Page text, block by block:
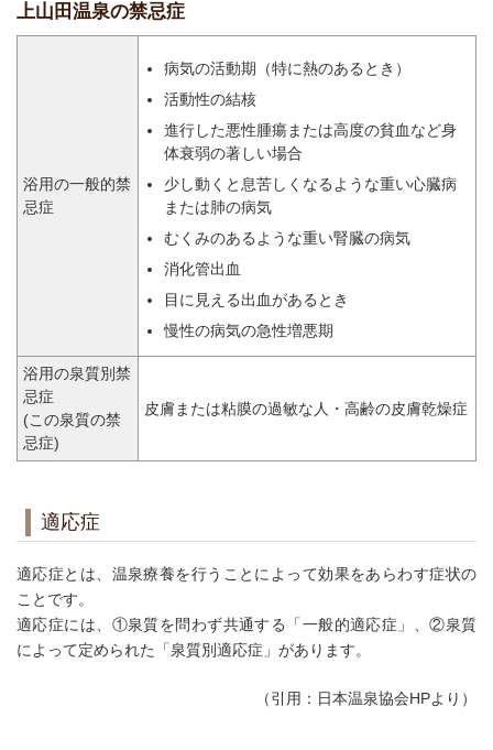
上山田温泉の禁忌症
浴用の一般的禁
忌症
病気の活動期（特に熱のあるとき）
活動性の結核
進行した悪性腫瘍または高度の貧血など身
体衰弱の著しい場合
少し動くと息苦しくなるような重い心臓病
または肺の病気
むくみのあるような重い腎臓の病気
消化管出血
目に見える出血があるとき
慢性の病気の急性増悪期
浴用の泉質別禁
忌症
(この泉質の禁
忌症)
皮膚または粘膜の過敏な人・高齢の皮膚乾燥症
適応症
適応症とは、温泉療養を行うことによって効果をあらわす症状の
ことです。
適応症には、①泉質を問わず共通する「一般的適応症」、②泉質
によって定められた「泉質別適応症」があります。
（引用：日本温泉協会HPより）